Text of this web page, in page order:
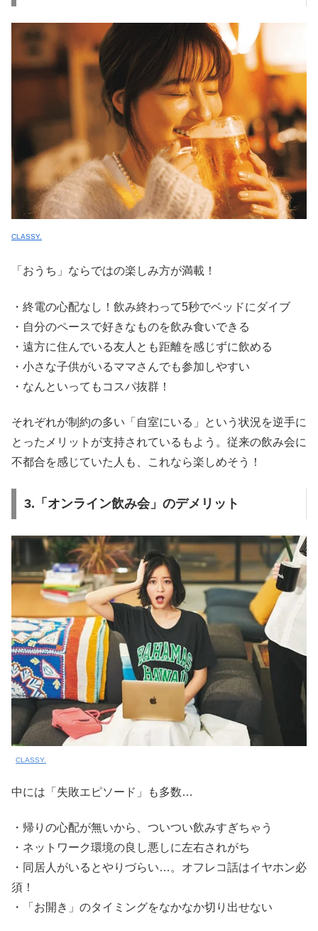
CLASSY.
「おうち」ならではの楽しみ方が満載！
・終電の心配なし！飲み終わって5秒でベッドにダイブ
・自分のペースで好きなものを飲み食いできる
・遠方に住んでいる友人とも距離を感じずに飲める
・小さな子供がいるママさんでも参加しやすい
・なんといってもコスパ抜群！
それぞれが制約の多い「自室にいる」という状況を逆手に
とったメリットが支持されているもよう。従来の飲み会に
不都合を感じていた人も、これなら楽しめそう！
3.「オンライン飲み会」のデメリット
CLASSY.
中には「失敗エピソード」も多数…
・帰りの心配が無いから、ついつい飲みすぎちゃう
・ネットワーク環境の良し悪しに左右されがち
・同居人がいるとやりづらい…。オフレコ話はイヤホン必
須！
・「お開き」のタイミングをなかなか切り出せない